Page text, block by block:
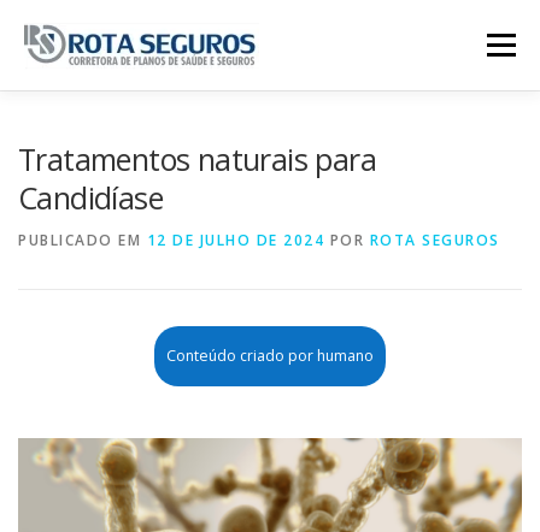
Menu
Tratamentos naturais para
Candidíase
PUBLICADO EM 12 DE JULHO DE 2024 POR ROTA SEGUROS
Conteúdo criado por humano